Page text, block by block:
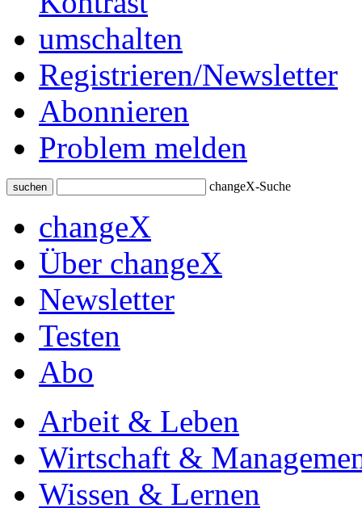
Registrieren/Newsletter
Abonnieren
Problem melden
suchen changeX-Suche
changeX
Über changeX
Newsletter
Testen
Abo
Arbeit & Leben
Wirtschaft &
Wissen & Lernen